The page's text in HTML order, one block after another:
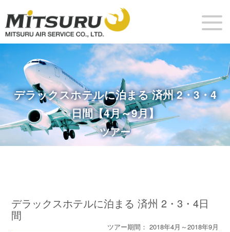
デラックスホテルに泊まる 済州 2・3・4
日間【4月～9月】
ツアー
デラックスホテルに泊まる 済州 2・3・4日
間
ツアー期間： 2018年4月～2018年9月